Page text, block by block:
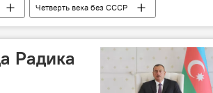
Четверть века без СССР
Радика